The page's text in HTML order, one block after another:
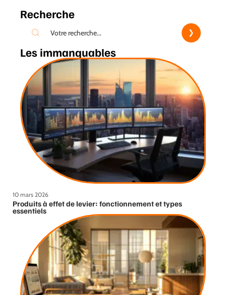
Recherche
Les immanquables
10 mars 2026
Produits à effet de levier: fonctionnement et types
essentiels